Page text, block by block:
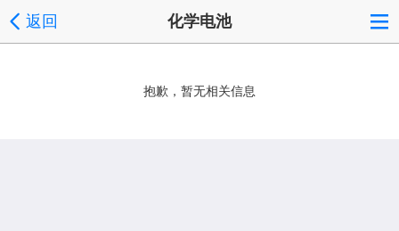
返回 化学电池
抱歉，暂无相关信息